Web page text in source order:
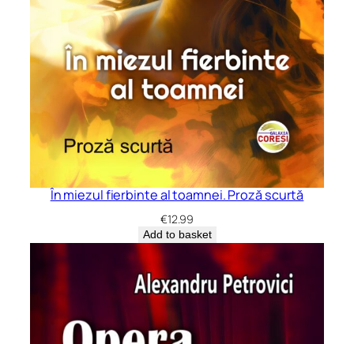
În miezul fierbinte al toamnei. Proză scurtă
€12.99
Add to basket